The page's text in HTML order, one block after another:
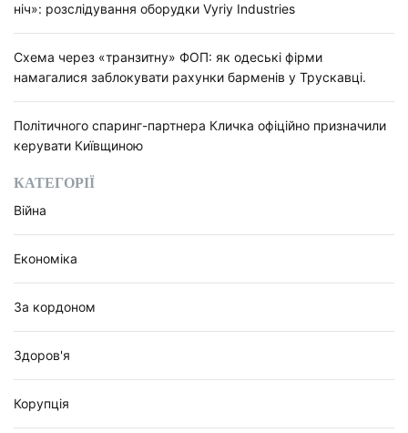
ніч»: розслідування оборудки Vyriy Industries
Схема через «транзитну» ФОП: як одеські фірми
намагалися заблокувати рахунки барменів у Трускавці.
Політичного спаринг-партнера Кличка офіційно призначили
керувати Київщиною
КАТЕГОРІЇ
Війна
Економіка
За кордоном
Здоров'я
Корупція